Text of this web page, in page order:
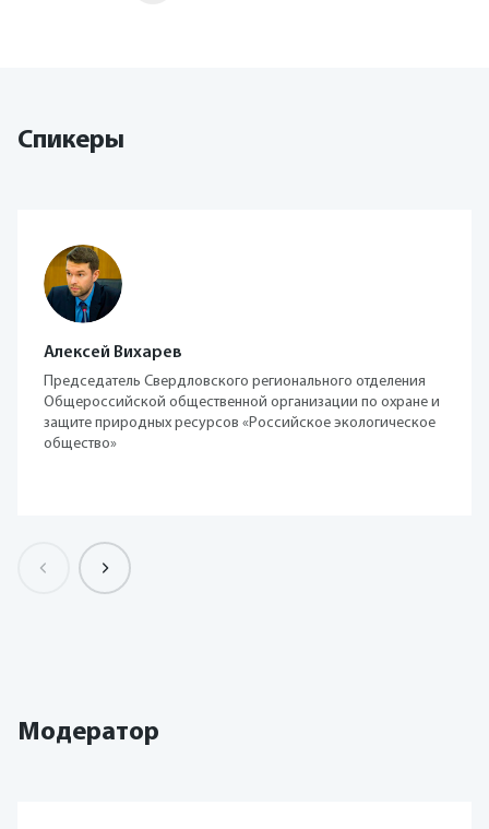
Спикеры
Алексей Вихарев
Председатель Свердловского регионального отделения
Общероссийской общественной организации по охране и
защите природных ресурсов «Российское экологическое
общество»
Модератор